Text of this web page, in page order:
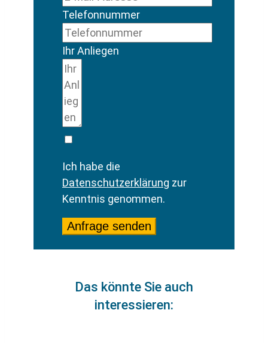
Telefonnummer
Ihr Anliegen
Ich habe die
Datenschutzerklärung zur
Kenntnis genommen.
Anfrage senden
Das könnte Sie auch
interessieren: